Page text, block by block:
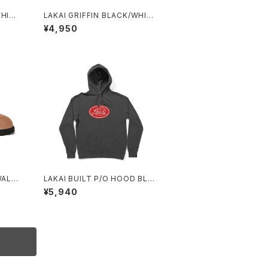
LAKAI GRIFFIN BLACK/WHITE
SUEDE
¥4,950
LAKAI BUILT P/O HOOD BLA
CK PIGMENT DYE
¥5,940